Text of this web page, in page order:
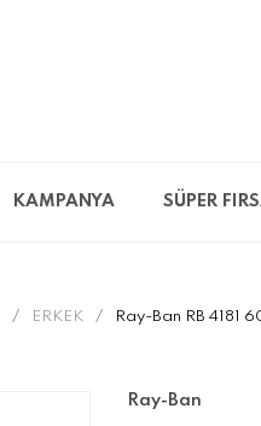
KAMPANYA SÜPER
ERKEK Ray-Ban RB 4181
Ray-Ban